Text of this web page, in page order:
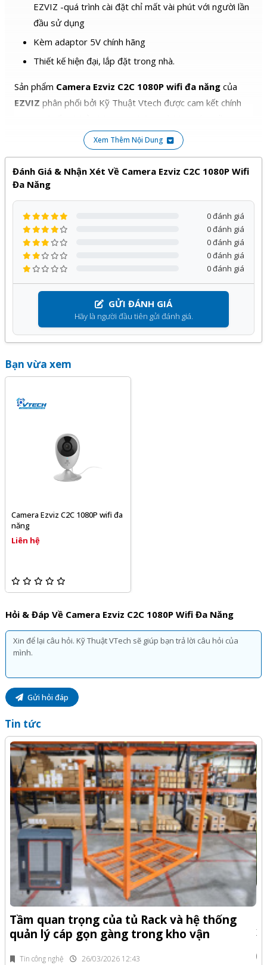
EZVIZ -quá trình cài đặt chỉ mất vài phút với người lần
đầu sử dụng
Kèm adaptor 5V chính hãng
Thiết kế hiện đại, lắp đặt trong nhà.
Sản phẩm Camera Ezviz C2C 1080P wifi đa năng của
EZVIZ phân phối bởi Kỹ Thuật Vtech được cam kết chính
chương trình ưu đãi hấp dẫn khác.
Quý khách hàng hoàn toàn yên tâm khi lựa chọn sử dụng
sản phẩm, dịch vụ tại Kỹ Thuật Vtech.
Xem Thêm Nội Dung
Đánh Giá & Nhận Xét Về Camera Ezviz C2C 1080P Wifi
Đa Năng
GỬI ĐÁNH GIÁ
Hãy là người đầu tiên gửi đánh giá.
0 đánh giá
0 đánh giá
0 đánh giá
0 đánh giá
0 đánh giá
Bạn vừa xem
Camera Ezviz C2C 1080P wifi đa
năng
Liên hệ
Hỏi & Đáp Về Camera Ezviz C2C 1080P Wifi Đa Năng
Gửi hỏi đáp
Tin tức
Tin công nghệ 26/03/2026 12:43
Tầm quan trọng của tủ Rack và hệ thống
quản lý cáp gọn gàng trong kho vận